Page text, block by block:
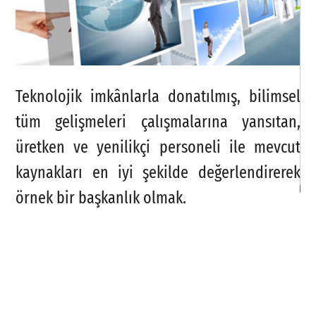
Teknolojik imkânlarla donatılmış, bilimsel
tüm gelişmeleri çalışmalarına yansıtan,
üretken ve yenilikçi personeli ile mevcut
kaynakları en iyi şekilde değerlendirerek
örnek bir başkanlık olmak.